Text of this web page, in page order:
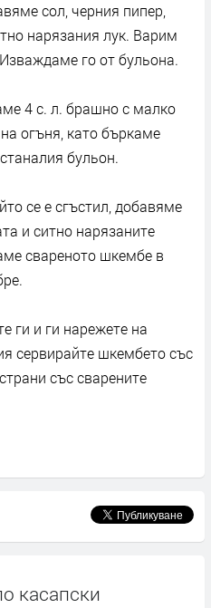
сол, черния пипер,
нарязания лук. Варим
го от бульона.
4 с. л. брашно с малко
огъня, като бъркаме
бульон.
се е сгъстил, добавяме
и ситно нарязаните
свареното шкембе в
ги и ги нарежете на
сервирайте шкембето със
със сварените
касапски